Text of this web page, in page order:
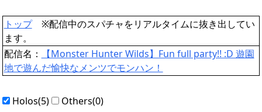
トップ※配信中のスパチャをリアルタイムに抜き出してい
ます。
配信名：
【Monster Hunter Wilds】Fun full party!! :D 遊園
地で遊んだ愉快なメンツでモンハン！
Holos(5) Others(0)